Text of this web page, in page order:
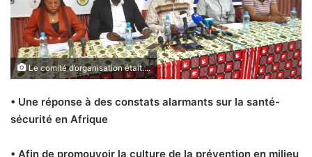
Le comité d’organisation était....
• Une réponse à des constats alarmants sur la santé-
sécurité en Afrique
• Afin de promouvoir la culture de la prévention en milieu